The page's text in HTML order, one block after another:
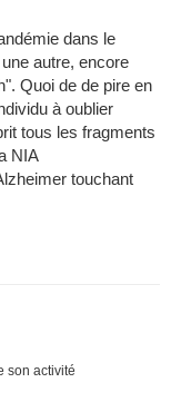
dans le
autre, encore
Quoi de de pire en
à oublier
tous les fragments
NIA
touchant
son activité